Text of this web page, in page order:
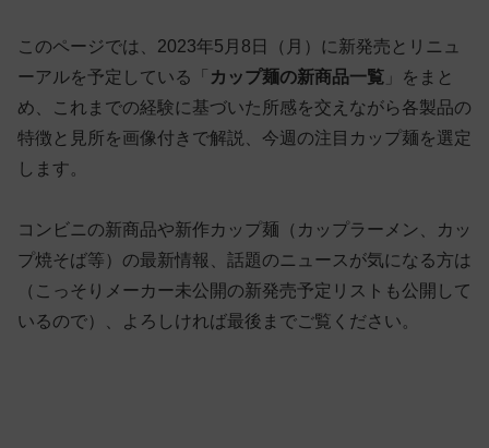
このページでは、2023年5月8日（月）に新発売とリニュ
ーアルを予定している「 カップ麺の新商品一覧 」をまと
め、これまでの経験に基づいた所感を交えながら各製品の
特徴と見所を画像付きで解説、今週の注目カップ麺を選定
します。
コンビニの新商品や新作カップ麺（カップラーメン、カッ
プ焼そば等）の最新情報、話題のニュースが気になる方は
（こっそりメーカー未公開の新発売予定リストも公開して
いるので）、よろしければ最後までご覧ください。